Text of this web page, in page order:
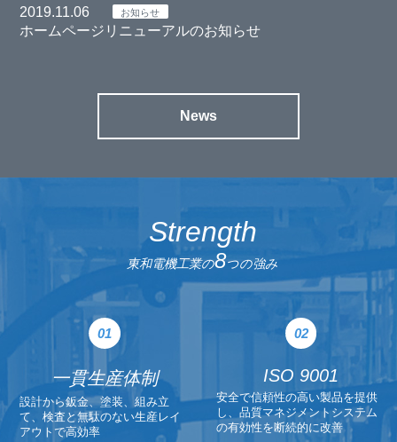
2019.11.06 お知らせ
ホームページリニューアルのお知らせ
News
Strength
東和電機工業の8つの強み
一貫生産体制
設計から鈑金、塗装、組み立
て、検査と無駄のない生産レイ
アウトで高効率
ISO 9001
安全で信頼性の高い製品を提供
し、品質マネジメントシステム
の有効性を断続的に改善